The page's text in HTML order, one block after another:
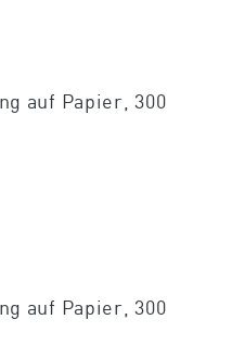
auf Papier, 300
auf Papier, 300